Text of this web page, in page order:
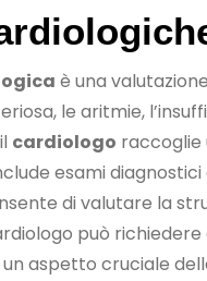
è una
le aritmie,
cardiologo raccoglie
esami diagnostici
di valutare la
può
un aspetto cruciale